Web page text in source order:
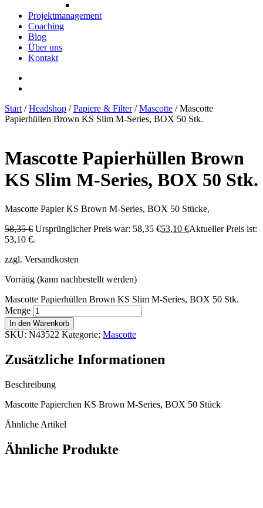
Projektmanagement
Coaching
Blog
Über uns
Kontakt
Start /Headshop /Papiere & Filter/Mascotte / Mascotte
Papierhüllen Brown KS Slim M-Series, BOX 50 Stk.
Mascotte Papierhüllen Brown
KS Slim M-Series, BOX 50 Stk.
Mascotte Papier KS Brown M-Series, BOX 50 Stücke,
58,35€ Ursprünglicher Preis war: 58,35 €53,10 €Aktueller Preis ist:
53,10 €.
zzgl. Versandkosten
Vorrätig (kann nachbestellt werden)
Mascotte Papierhüllen Brown KS Slim M-Series, BOX 50 Stk.
Menge
In den Warenkorb
SKU: N43522 Kategorie: Mascotte
Zusätzliche Informationen
Beschreibung
Mascotte Papierchen KS Brown M-Series, BOX 50 Stück
Ähnliche Artikel
Ähnliche Produkte